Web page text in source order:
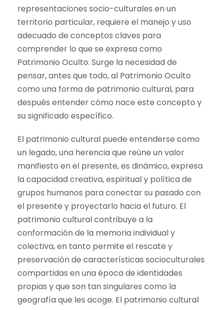
representaciones socio-culturales en un
territorio particular, requiere el manejo y uso
adecuado de conceptos claves para
comprender lo que se expresa como
Patrimonio Oculto. Surge la necesidad de
pensar, antes que todo, al Patrimonio Oculto
como una forma de patrimonio cultural, para
después entender cómo nace este concepto y
su significado específico.
El patrimonio cultural puede entenderse como
un legado, una herencia que reúne un valor
manifiesto en el presente, es dinámico, expresa
la capacidad creativa, espiritual y política de
grupos humanos para conectar su pasado con
el presente y proyectarlo hacia el futuro. El
patrimonio cultural contribuye a la
conformación de la memoria individual y
colectiva, en tanto permite el rescate y
preservación de características socioculturales
compartidas en una época de identidades
propias y que son tan singulares como la
geografía que les acoge. El patrimonio cultural